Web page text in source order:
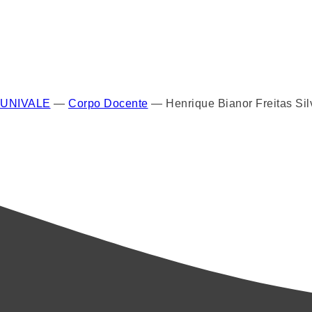
UNIVALE — Corpo Docente — Henrique Bianor Freitas